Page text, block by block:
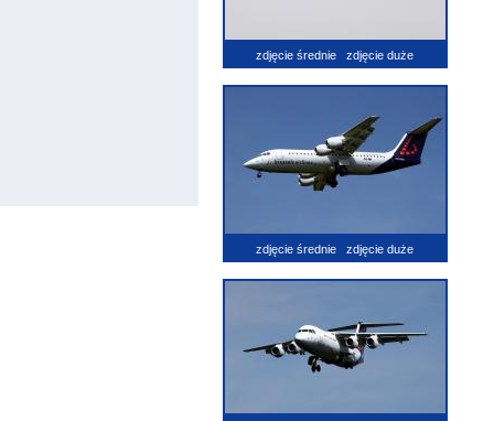
zdjęcie średnie zdjęcie duże
zdjęcie średnie zdjęcie duże